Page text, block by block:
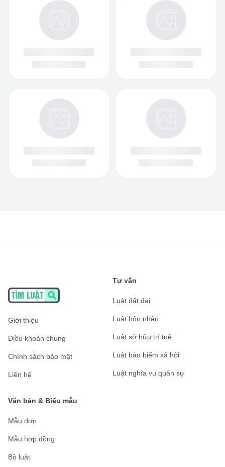
Giới thiệu
Điều khoản chung
Chính sách bảo mật
Liên hệ
Tư vấn
Luật đất đai
Luật hôn nhân
Luật sở hữu trí tuệ
Luật bảo hiểm xã hội
Luật nghĩa vụ quân sự
Văn bản & Biểu mẫu
Mẫu đơn
Mẫu hợp đồng
Bộ luật